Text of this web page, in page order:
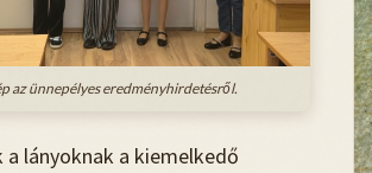
az ünnepélyes eredményhirdetésről.
a lányoknak a kiemelkedő